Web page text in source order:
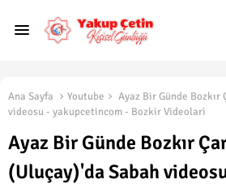
Ana Sayfa Youtube
Ayaz Bir Günde Bozkır
videosu - yakupcetincom - Bozkir Videolari
Ayaz Bir Günde Bozkır
(Uluçay)'da Sabah